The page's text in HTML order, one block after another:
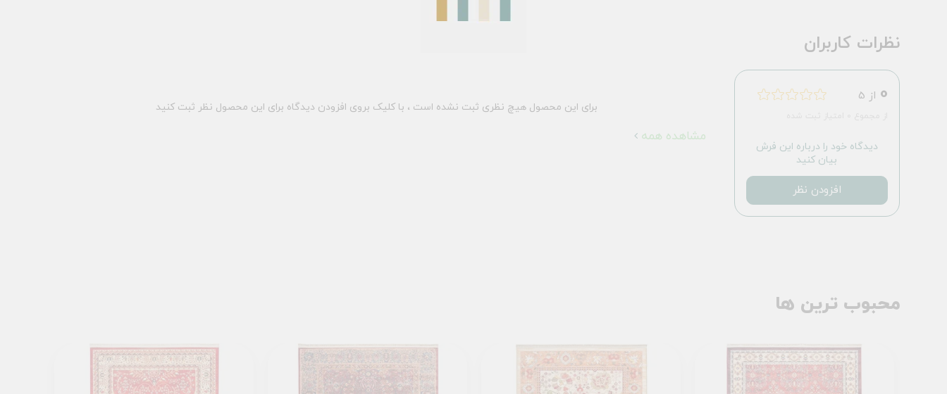
نظرات کاربران
0 از 5
دیدگاه خود را درباره این فرش
بیان کنید
افزودن نظر
برای این محصول هیچ نظری ثبت نشده است ، با کلیک بروی افزودن دیدگاه برای این محصول نظر ثبت کنید
مشاهده همه
محبوب ترین ها